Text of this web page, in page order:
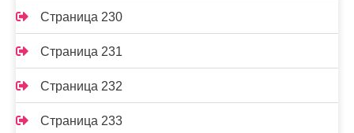
Страница 230
Страница 231
Страница 232
Страница 233